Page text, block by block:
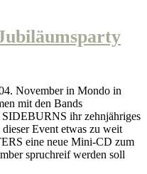
November in Mondo in
mit den Bands
ihr zehnjähriges
Event etwas zu weit
eine neue Mini-CD zum
spruchreif werden soll